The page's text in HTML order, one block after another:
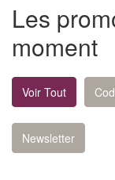
Les
moment
Voir Tout
Newsletter